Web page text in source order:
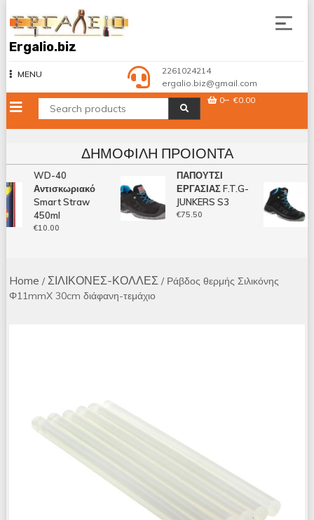
to
content
Ergalio.biz
MENU
2261024214
ergalio.biz@gmail.com
0
€0.00
ΔΗΜΟΦΙΛΉ ΠΡΟΙΌΝΤΑ
WD-40
Αντισκωριακό
Smart Straw
450ml
€10.00
ΠΑΠΟΥΤΣΙ
ΕΡΓΑΣΙΑΣ F.T.G-
JUNKERS S3
€75.50
Home /ΣΙΛΙΚΟΝΕΣ-ΚΟΛΛΕΣ / Ράβδος θερμής Σιλικόνης
Φ11mmX 30cm διάφανη-τεμάχιο